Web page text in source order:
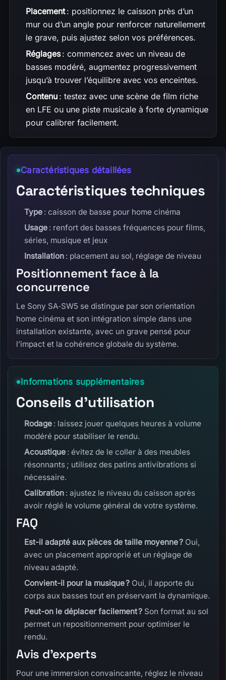
Placement: positionnez le caisson près d’un
mur ou d’un angle pour renforcer naturellement
le grave, puis ajustez selon vos préférences.
Réglages: commencez avec un niveau de
basses modéré, augmentez progressivement
jusqu’à trouver l’équilibre avec vos enceintes.
Contenu: testez avec une scène de film riche
en LFE ou une piste musicale à forte dynamique
pour calibrer facilement.
Caractéristiques détaillées
Caractéristiques techniques
Type : caisson de basse pour home cinéma
Usage : renfort des basses fréquences pour films,
séries, musique et jeux
Installation : placement au sol, réglage de niveau
Positionnement face à la
concurrence
Le Sony SA‑SW5 se distingue par son orientation
home cinéma et son intégration simple dans une
installation existante, avec un grave pensé pour
l’impact et la cohérence globale du système.
Informations supplémentaires
Conseils d’utilisation
Rodage : laissez jouer quelques heures à volume
modéré pour stabiliser le rendu.
Acoustique : évitez de le coller à des meubles
résonnants ; utilisez des patins antivibrations si
nécessaire.
Calibration : ajustez le niveau du caisson après
avoir réglé le volume général de votre système.
FAQ
Est-il adapté aux pièces de taille moyenne ? Oui,
avec un placement approprié et un réglage de
niveau adapté.
Convient-il pour la musique ? Oui, il apporte du
corps aux basses tout en préservant la dynamique.
Peut-on le déplacer facilement ? Son format au sol
permet un repositionnement pour optimiser le
rendu.
Avis d’experts
Pour une immersion convaincante, réglez le niveau